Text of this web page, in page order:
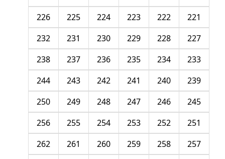
221
222
223
224
225
226
227
228
229
230
231
232
233
234
235
236
237
238
239
240
241
242
243
244
245
246
247
248
249
250
251
252
253
254
255
256
257
258
259
260
261
262